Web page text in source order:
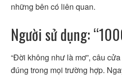
những bên có liên quan.
Người sử dụng:
“Đời không như là mơ”, câu
đúng trong mọi trường hợp.